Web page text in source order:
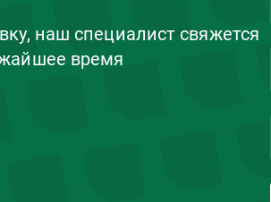
наш специалист свяжется
время